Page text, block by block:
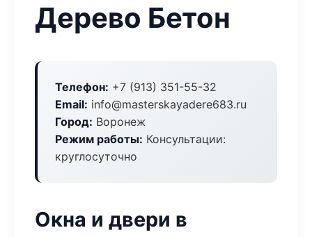
Дерево Бетон
Телефон: +7 (913) 351-55-32
Email: info@masterskayadere683.ru
Город: Воронеж
Режим работы: Консультации:
круглосуточно
Окна и двери в